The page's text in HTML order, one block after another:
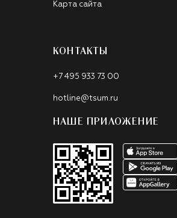
Карта сайта
КОНТАКТЫ
+7 495 933 73 00
hotline@tsum.ru
НАШЕ ПРИЛОЖЕНИЕ